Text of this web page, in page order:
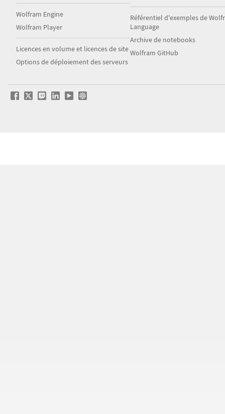
Wolfram Engine
Wolfram Player
Licences en volume et licences de site
Options de déploiement des serveurs
Référentiel d'exemples de
Language
Archive de notebooks
Wolfram GitHub